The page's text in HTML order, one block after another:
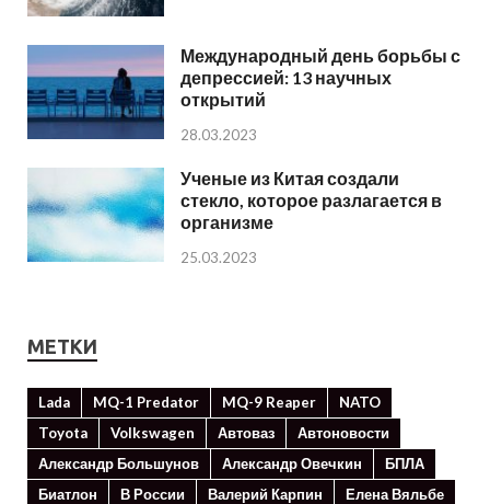
Международный день борьбы с
депрессией: 13 научных
открытий
28.03.2023
Ученые из Китая создали
стекло, которое разлагается в
организме
25.03.2023
МЕТКИ
Lada MQ-1 Predator MQ-9 Reaper
NATO
Toyota
Volkswagen Автоваз
Автоновости
Александр Большунов
Александр Овечкин
БПЛА
Биатлон
В России Валерий Карпин
Елена Вяльбе